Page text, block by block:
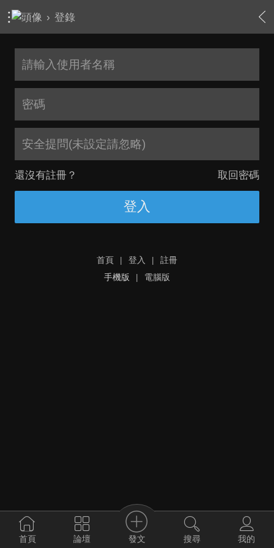
› 登錄
安全提問(未設定請忽略)
還沒有註冊？ 取回密碼
登入
首頁 | 登入 |
註冊
手機版
| 電腦版
首頁 論壇 發文 搜尋 我的